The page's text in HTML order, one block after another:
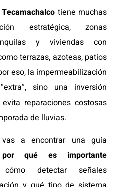
tiene muchas
estratégica, zonas
y viviendas con
terrazas, azoteas, patios
eso, la impermeabilización
sino una inversión
reparaciones costosas
de lluvias.
a encontrar una guía
por qué es importante
detectar señales